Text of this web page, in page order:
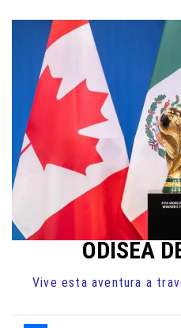
contenido
ODISEA
Vive esta aventura a